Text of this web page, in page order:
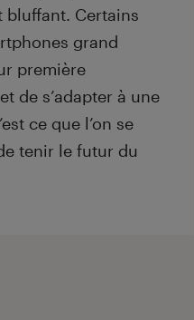
bluffant. Certains
grand
première
de s’adapter à une
ce que l’on se
tenir le futur du